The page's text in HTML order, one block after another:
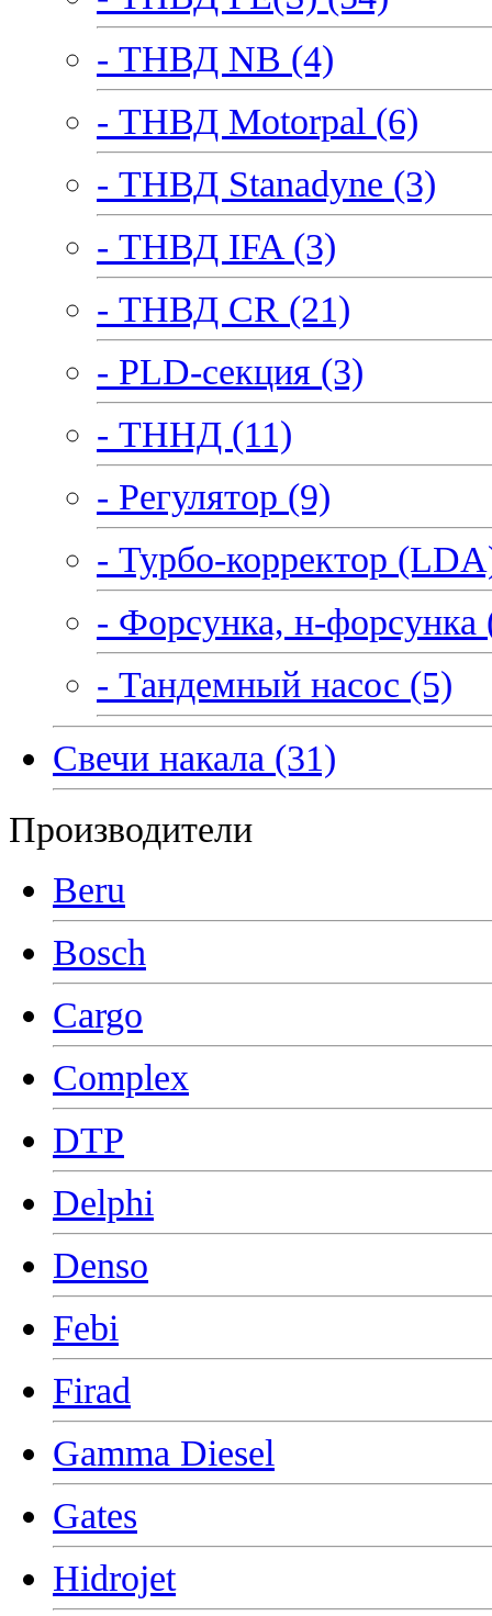
- ТНВД NB (4)
- ТНВД Motorpal (6)
- ТНВД Stanadyne (3)
- ТНВД IFA (3)
- ТНВД CR (21)
- PLD-секция (3)
- ТННД (11)
- Регулятор (9)
- Турбо-корректор
- Форсунка, н-форсунка
- Тандемный насос (5)
Свечи накала (31)
Производители
Beru
Bosch
Cargo
Complex
DTP
Delphi
Denso
Febi
Firad
Gamma Diesel
Gates
Hidrojet